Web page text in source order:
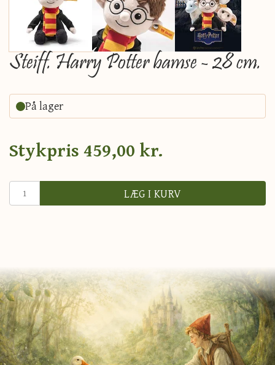
Steiff. Harry Potter bamse - 28 cm.
På lager
Stykpris459,00 kr.
LÆG I KURV